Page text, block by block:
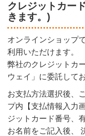
クレジットカー
きます。)
オンラインショップ
利用いただけます。
弊社のクレジットカ
ウェイ」に委託して
お支払方法選択後、
プ内【支払情報入力
ジットカード番号、
お名前をご記入後、